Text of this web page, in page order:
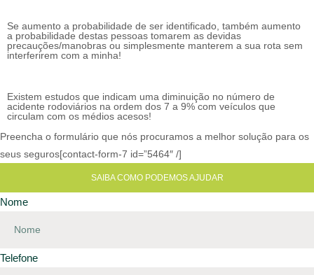
Se aumento a probabilidade de ser identificado, também aumento
a probabilidade destas pessoas tomarem as devidas
precauções/manobras ou simplesmente manterem a sua rota sem
interferirem com a minha!
Existem estudos que indicam uma diminuição no número de
acidente rodoviários na ordem dos 7 a 9% com veículos que
circulam com os médios acesos!
Preencha o formulário que nós procuramos a melhor solução para os
seus seguros[contact-form-7 id=”5464″ /]
SAIBA COMO PODEMOS AJUDAR
Nome
Telefone